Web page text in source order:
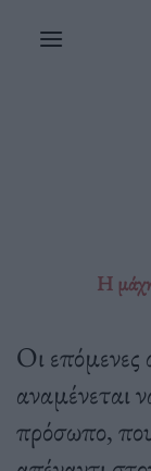
Η
Οι επόμενες
αναμένεται
πρόσωπο,